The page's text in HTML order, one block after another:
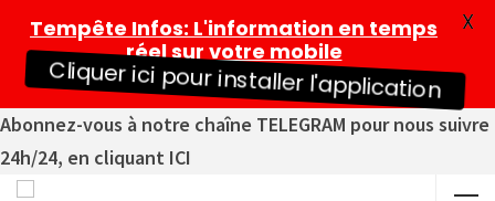
Abonnez-vous à notre chaîne TELEGRAM pour nous suivre
24h/24, en cliquant ICI
Tempête Infos: L'information en temps
réel sur votre mobile
Cliquer ici pour installer l'application
X